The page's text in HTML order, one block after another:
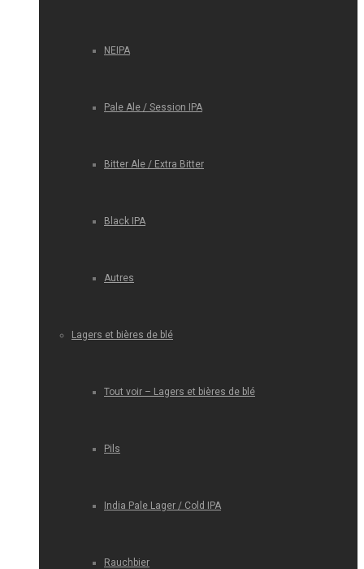
NEIPA
Pale Ale / Session IPA
Bitter Ale / Extra Bitter
Black IPA
Autres
Lagers et bières de blé
Tout voir – Lagers et bières de blé
Pils
India Pale Lager / Cold IPA
Rauchbier